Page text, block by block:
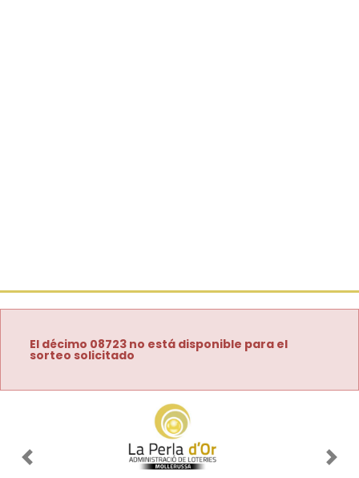
El décimo 08723 no está disponible para el
sorteo solicitado
Imagen anterior